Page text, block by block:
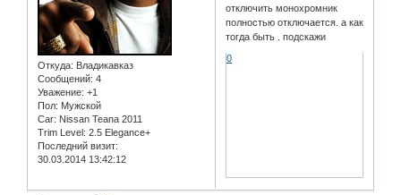
Откуда: Владикавказ
Сообщений: 4
Уважение: +1
Пол: Мужской
Car: Nissan Teana 2011
Trim Level: 2.5 Elegance+
Последний визит:
30.03.2014 13:42:12
отключить монохромник
полностью отключается. а как
тогда быть . подскажи
0